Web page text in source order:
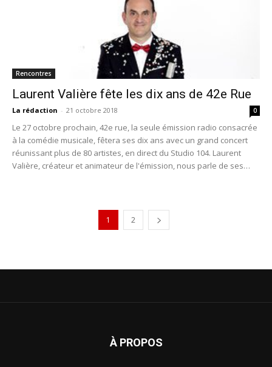
Rencontres
Laurent Valière fête les dix ans de 42e Rue
La rédaction - 21 octobre 2018 0
Le 27 octobre prochain, 42e rue, la seule émission radio consacrée
à la comédie musicale, fêtera ses dix ans avec un grand concert
réunissant plus de 80 artistes, en direct du Studio 104. Laurent
Valière, créateur et animateur de l'émission, nous parle de ses
1 2
À PROPOS